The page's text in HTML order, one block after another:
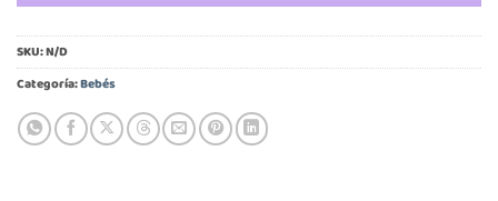
SKU:N/D
Categoría:Bebés